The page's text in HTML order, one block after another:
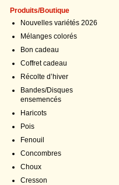
Produits/Boutique
Nouvelles variétés 2026
Mélanges colorés
Bon cadeau
Coffret cadeau
Récolte d’hiver
Bandes/Disques
ensemencés
Haricots
Pois
Fenouil
Concombres
Choux
Cresson